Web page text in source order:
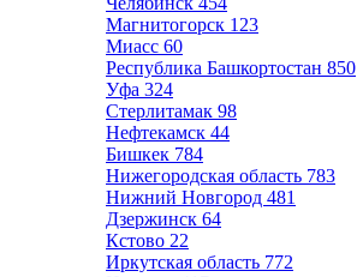
Магнитогорск 123
Миасс 60
Республика Башкортостан 850
Уфа 324
Стерлитамак 98
Нефтекамск 44
Бишкек 784
Нижегородская область 783
Нижний Новгород 481
Дзержинск 64
Кстово 22
Иркутская область 772